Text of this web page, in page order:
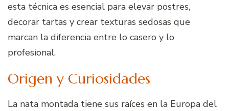
esta técnica es esencial para elevar postres,
decorar tartas y crear texturas sedosas que
marcan la diferencia entre lo casero y lo
profesional.
Origen y Curiosidades
La nata montada tiene sus raíces en la Europa del